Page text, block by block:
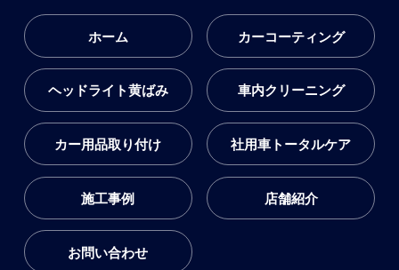
ホーム カーコーティング
ヘッドライト黄ばみ 車内クリーニング
カー用品取り付け 社用車トータルケア
施工事例 店舗紹介
お問い合わせ